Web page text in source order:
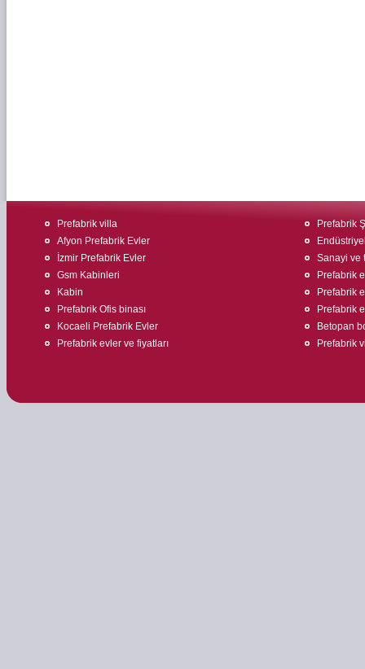
Prefabrik villa
Afyon Prefabrik Evler
İzmir Prefabrik Evler
Gsm Kabinleri
Kabin
Prefabrik Ofis binası
Kocaeli Prefabrik Evler
Prefabrik evler ve fiyatları
Prefabrik
Sanayi ve
Prefabrik
Prefabrik
Prefabrik
Betopan
Prefabrik